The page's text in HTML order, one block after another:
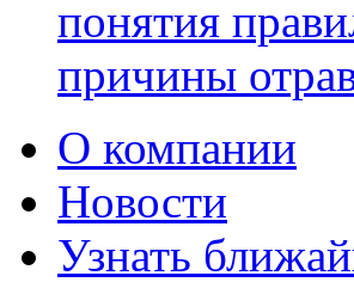
понятия
причины
О компании
Новости
Узнать